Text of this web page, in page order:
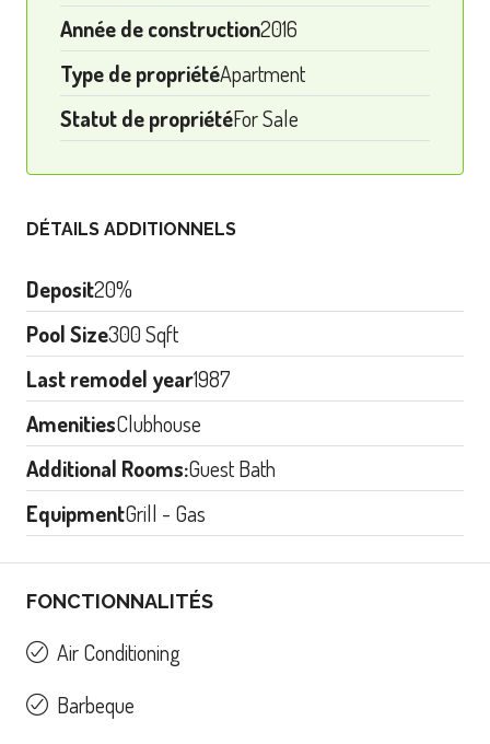
Année de construction2016
Type de propriétéApartment
Statut de propriétéFor Sale
DÉTAILS ADDITIONNELS
Deposit20%
Pool Size300 Sqft
Last remodel year1987
AmenitiesClubhouse
Additional Rooms:Guest Bath
EquipmentGrill - Gas
FONCTIONNALITÉS
Air Conditioning
Barbeque